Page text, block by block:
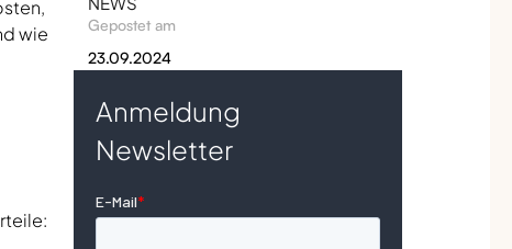
wie
Gepostet am
23.09.2024
Anmeldung
Newsletter